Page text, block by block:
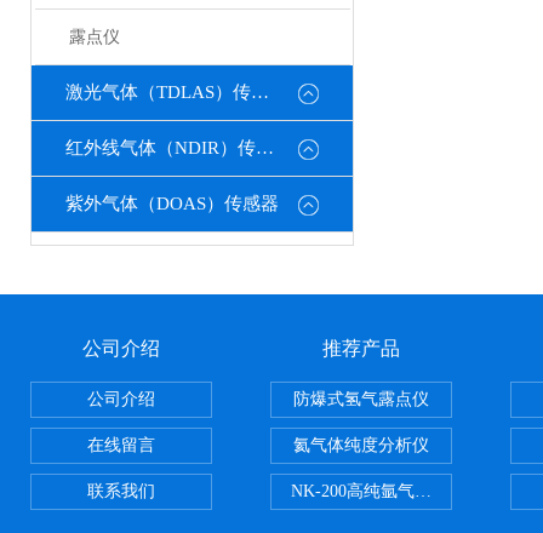
露点仪
激光气体（TDLAS）传感器
红外线气体（NDIR）传感器
紫外气体（DOAS）传感器
公司介绍
公司介绍
在线留言
联系我们
推荐产品
防爆式氢气露点仪
氦气体纯度分析仪
NK-200高纯氩气纯度分析仪